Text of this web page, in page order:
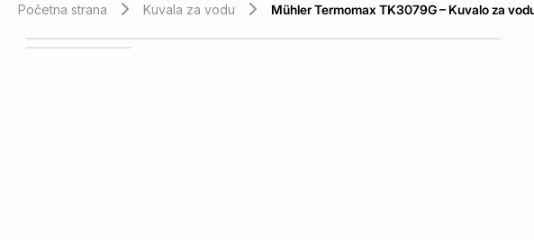
Početna strana Kuvala za vodu Mühler Termomax TK3079G – Kuvalo za